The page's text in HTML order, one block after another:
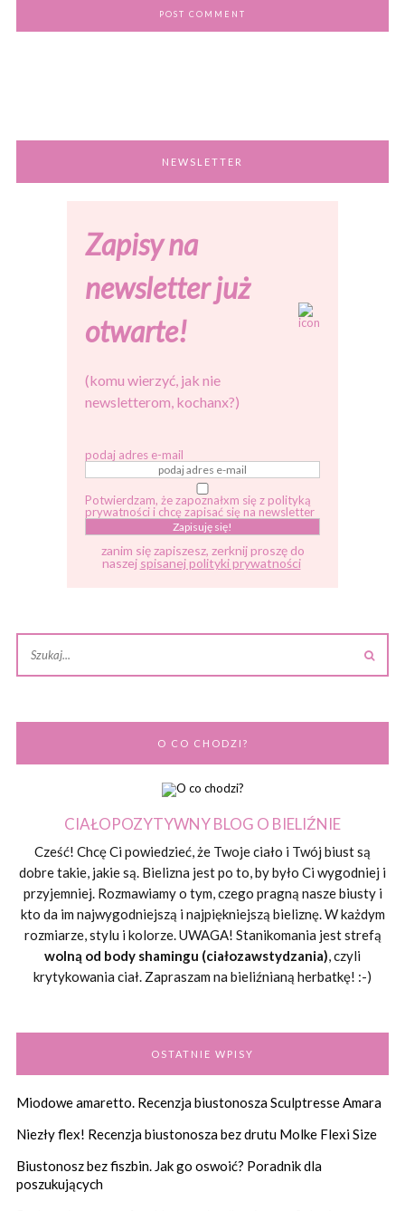
NEWSLETTER
Zapisy na
newsletter już
otwarte!
(komu wierzyć, jak nie
newsletterom, kochanx?)
podaj adres e-mail
Potwierdzam, że zapoznałxm się z polityką
prywatności i chcę zapisać się na newsletter
zanim się zapiszesz, zerknij proszę do
naszej spisanej polityki prywatności
O CO CHODZI?
CIAŁOPOZYTYWNY BLOG O BIELIŹNIE
Cześć! Chcę Ci powiedzieć, że Twoje ciało i Twój biust są
dobre takie, jakie są. Bielizna jest po to, by było Ci wygodniej i
przyjemniej. Rozmawiamy o tym, czego pragną nasze biusty i
kto da im najwygodniejszą i najpiękniejszą bieliznę. W każdym
rozmiarze, stylu i kolorze. UWAGA! Stanikomania jest strefą
wolną od body shamingu (ciałozawstydzania), czyli
krytykowania ciał. Zapraszam na bieliźnianą herbatkę! :-)
OSTATNIE WPISY
Miodowe amaretto. Recenzja biustonosza Sculptresse Amara
Niezły flex! Recenzja biustonosza bez drutu Molke Flexi Size
Biustonosz bez fiszbin. Jak go oswoić? Poradnik dla
poszukujących